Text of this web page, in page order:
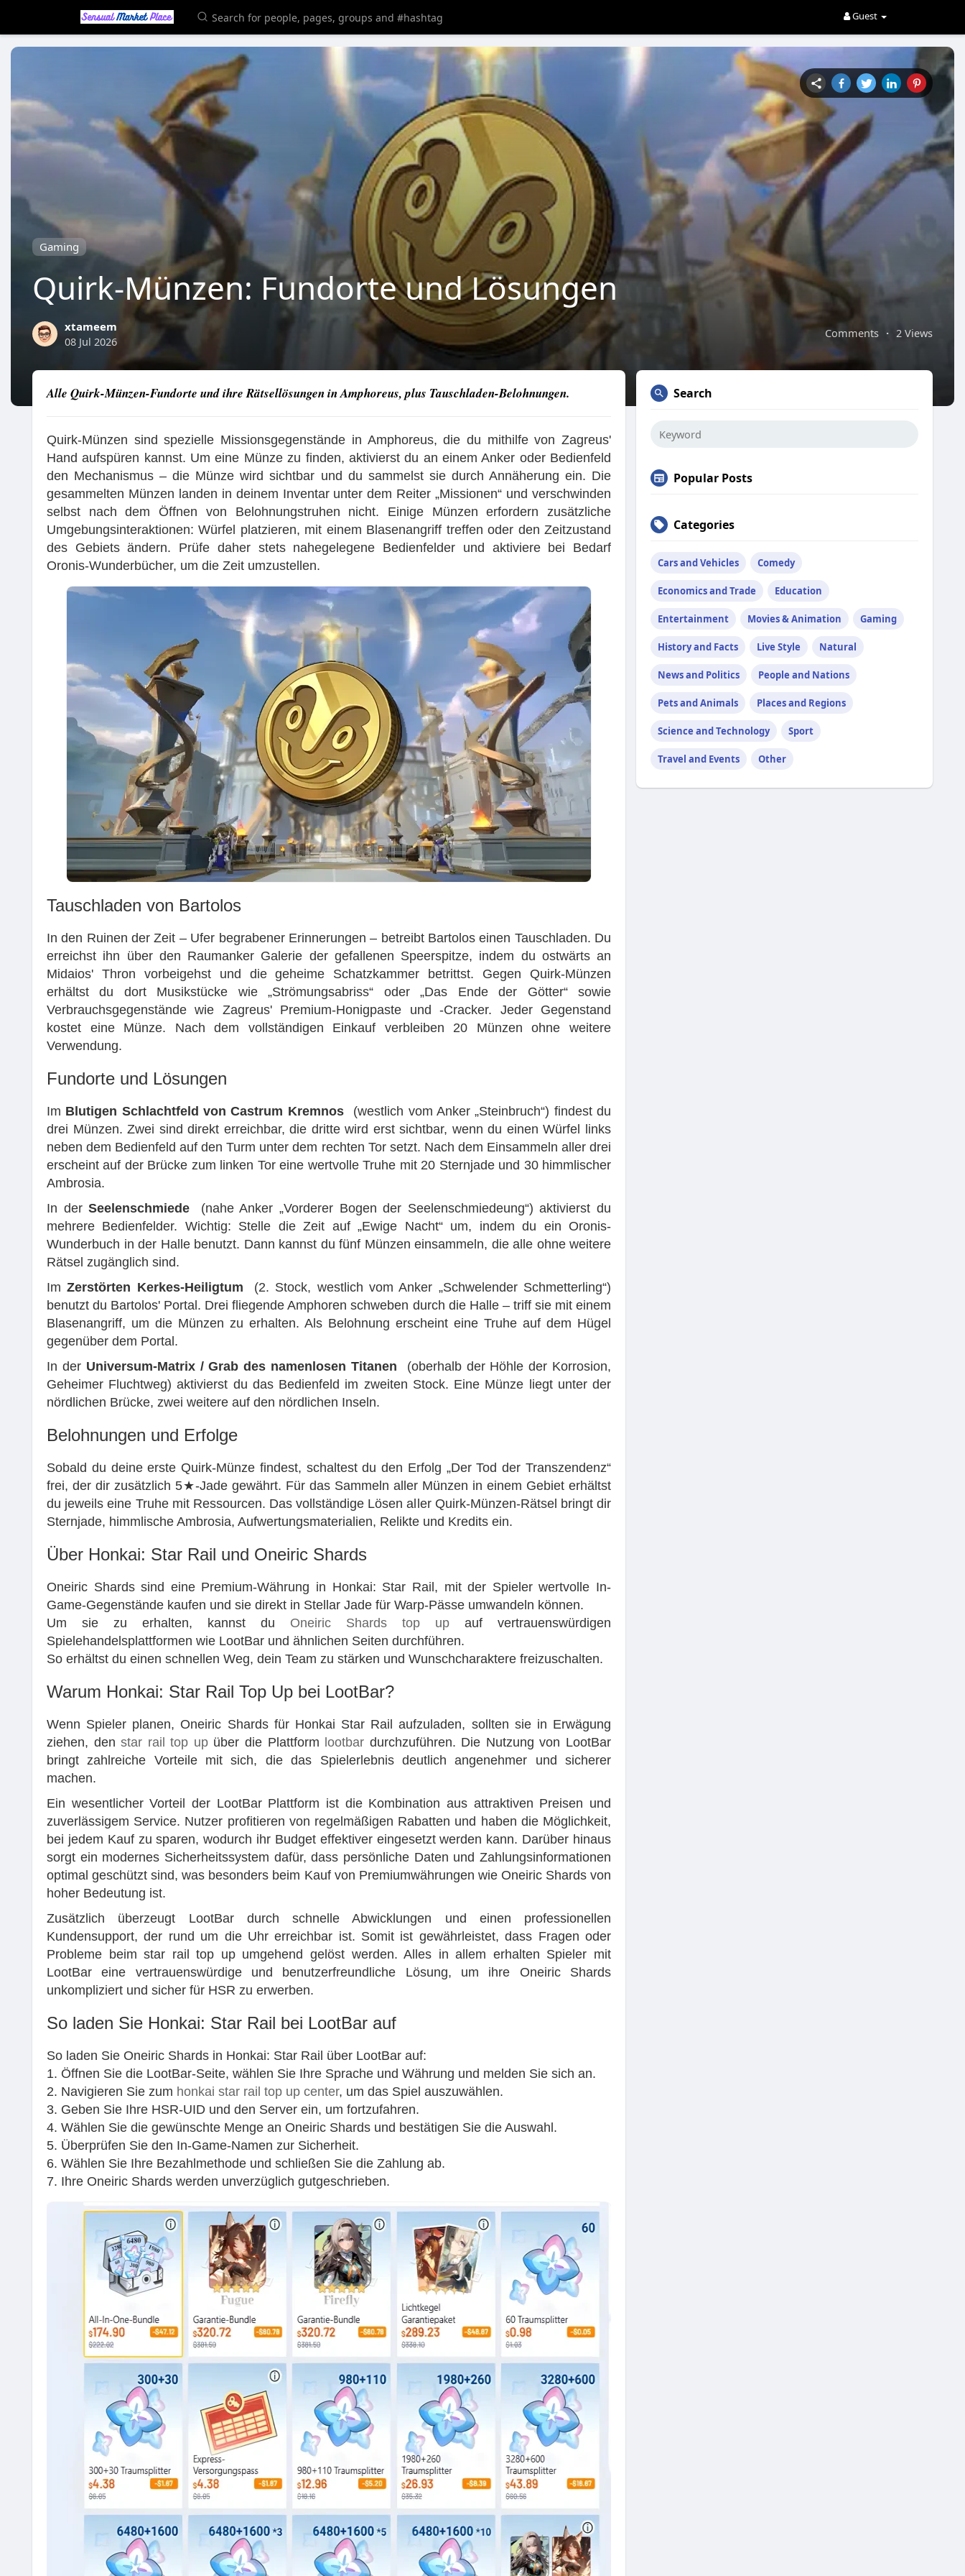
Guest
Gaming
Quirk-Münzen: Fundorte und Lösungen
Comments · 2 Views
xtameem
08 Jul 2026
Alle Quirk-Münzen-Fundorte und ihre Rätsellösungen in Amphoreus, plus Tauschladen-Belohnungen.
Quirk-Münzen sind spezielle Missionsgegenstände in Amphoreus, die du mithilfe von Zagreus'
Hand aufspüren kannst. Um eine Münze zu finden, aktivierst du an einem Anker oder Bedienfeld
den Mechanismus – die Münze wird sichtbar und du sammelst sie durch Annäherung ein. Die
gesammelten Münzen landen in deinem Inventar unter dem Reiter „Missionen“ und verschwinden
selbst nach dem Öffnen von Belohnungstruhen nicht. Einige Münzen erfordern zusätzliche
Umgebungsinteraktionen: Würfel platzieren, mit einem Blasenangriff treffen oder den Zeitzustand
des Gebiets ändern. Prüfe daher stets nahegelegene Bedienfelder und aktiviere bei Bedarf
Oronis-Wunderbücher, um die Zeit umzustellen.
Tauschladen von Bartolos
In den Ruinen der Zeit – Ufer begrabener Erinnerungen – betreibt Bartolos einen Tauschladen. Du
erreichst ihn über den Raumanker Galerie der gefallenen Speerspitze, indem du ostwärts an
Midaios' Thron vorbeigehst und die geheime Schatzkammer betrittst. Gegen Quirk-Münzen
erhältst du dort Musikstücke wie „Strömungsabriss“ oder „Das Ende der Götter“ sowie
Verbrauchsgegenstände wie Zagreus' Premium-Honigpaste und -Cracker. Jeder Gegenstand
kostet eine Münze. Nach dem vollständigen Einkauf verbleiben 20 Münzen ohne weitere
Verwendung.
Fundorte und Lösungen
Im Blutigen Schlachtfeld von Castrum Kremnos
(westlich vom Anker „Steinbruch“) findest du
drei Münzen. Zwei sind direkt erreichbar, die dritte wird erst sichtbar, wenn du einen Würfel links
neben dem Bedienfeld auf den Turm unter dem rechten Tor setzt. Nach dem Einsammeln aller drei
erscheint auf der Brücke zum linken Tor eine wertvolle Truhe mit 20 Sternjade und 30 himmlischer
Ambrosia.
In derSeelenschmiede
(nahe Anker „Vorderer Bogen der Seelenschmiedeung“) aktivierst du
mehrere Bedienfelder. Wichtig: Stelle die Zeit auf „Ewige Nacht“ um, indem du ein Oronis-
Wunderbuch in der Halle benutzt. Dann kannst du fünf Münzen einsammeln, die alle ohne weitere
Rätsel zugänglich sind.
ImZerstörten Kerkes-Heiligtum
(2. Stock, westlich vom Anker „Schwelender Schmetterling“)
benutzt du Bartolos' Portal. Drei fliegende Amphoren schweben durch die Halle – triff sie mit einem
Blasenangriff, um die Münzen zu erhalten. Als Belohnung erscheint eine Truhe auf dem Hügel
gegenüber dem Portal.
In der Universum-Matrix / Grab des namenlosen Titanen
(oberhalb der Höhle der Korrosion,
Geheimer Fluchtweg) aktivierst du das Bedienfeld im zweiten Stock. Eine Münze liegt unter der
nördlichen Brücke, zwei weitere auf den nördlichen Inseln.
Belohnungen und Erfolge
Sobald du deine erste Quirk-Münze findest, schaltest du den Erfolg „Der Tod der Transzendenz“
frei, der dir zusätzlich 5★-Jade gewährt. Für das Sammeln aller Münzen in einem Gebiet erhältst
du jeweils eine Truhe mit Ressourcen. Das vollständige Lösen aller Quirk-Münzen-Rätsel bringt dir
Sternjade, himmlische Ambrosia, Aufwertungsmaterialien, Relikte und Kredits ein.
Über Honkai: Star Rail und Oneiric Shards
Oneiric Shards sind eine Premium-Währung in Honkai: Star Rail, mit der Spieler wertvolle In-
Game-Gegenstände kaufen und sie direkt in Stellar Jade für Warp-Pässe umwandeln können.
Um sie zu erhalten, kannst du Oneiric Shards top up auf vertrauenswürdigen
Spielehandelsplattformen wie LootBar und ähnlichen Seiten durchführen.
So erhältst du einen schnellen Weg, dein Team zu stärken und Wunschcharaktere freizuschalten.
Warum Honkai: Star Rail Top Up bei LootBar?
Wenn Spieler planen, Oneiric Shards für Honkai Star Rail aufzuladen, sollten sie in Erwägung
ziehen, denstar rail top upüber die Plattform lootbar durchzuführen. Die Nutzung von LootBar
bringt zahlreiche Vorteile mit sich, die das Spielerlebnis deutlich angenehmer und sicherer
machen.
Ein wesentlicher Vorteil der LootBar Plattform ist die Kombination aus attraktiven Preisen und
zuverlässigem Service. Nutzer profitieren von regelmäßigen Rabatten und haben die Möglichkeit,
bei jedem Kauf zu sparen, wodurch ihr Budget effektiver eingesetzt werden kann. Darüber hinaus
sorgt ein modernes Sicherheitssystem dafür, dass persönliche Daten und Zahlungsinformationen
optimal geschützt sind, was besonders beim Kauf von Premiumwährungen wie Oneiric Shards von
hoher Bedeutung ist.
Zusätzlich überzeugt LootBar durch schnelle Abwicklungen und einen professionellen
Kundensupport, der rund um die Uhr erreichbar ist. Somit ist gewährleistet, dass Fragen oder
Probleme beim star rail top up umgehend gelöst werden. Alles in allem erhalten Spieler mit
LootBar eine vertrauenswürdige und benutzerfreundliche Lösung, um ihre Oneiric Shards
unkompliziert und sicher für HSR zu erwerben.
So laden Sie Honkai: Star Rail bei LootBar auf
So laden Sie Oneiric Shards in Honkai: Star Rail über LootBar auf:
1. Öffnen Sie die LootBar-Seite, wählen Sie Ihre Sprache und Währung und melden Sie sich an.
2. Navigieren Sie zum honkai star rail top up center, um das Spiel auszuwählen.
3. Geben Sie Ihre HSR-UID und den Server ein, um fortzufahren.
4. Wählen Sie die gewünschte Menge an Oneiric Shards und bestätigen Sie die Auswahl.
5. Überprüfen Sie den In-Game-Namen zur Sicherheit.
6. Wählen Sie Ihre Bezahlmethode und schließen Sie die Zahlung ab.
7. Ihre Oneiric Shards werden unverzüglich gutgeschrieben.
Search
Popular Posts
Categories
Cars and Vehicles Comedy
Economics and Trade Education
Entertainment Movies & Animation Gaming
History and Facts Live Style Natural
News and Politics People and Nations
Pets and Animals Places and Regions
Science and Technology Sport
Travel and Events Other